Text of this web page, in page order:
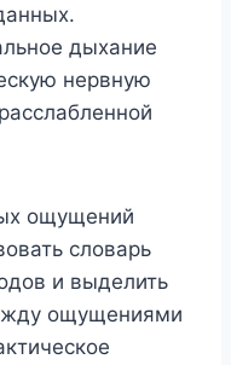
дыхание
нервную
ощущений
словарь
и выделить
ощущениями